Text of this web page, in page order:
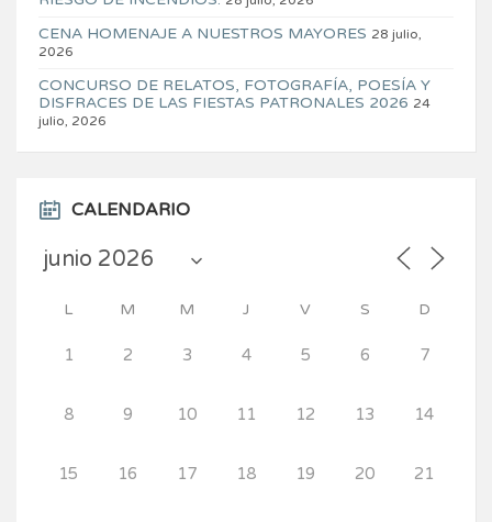
CENA HOMENAJE A NUESTROS MAYORES 28 julio,
2026
CONCURSO DE RELATOS, FOTOGRAFÍA, POESÍA Y
DISFRACES DE LAS FIESTAS PATRONALES 2026 24
julio, 2026
CALENDARIO
L M M J V S D
1 2 3 4 5 6 7
8 9 10 11 12 13 14
15 16 17 18 19 20 21